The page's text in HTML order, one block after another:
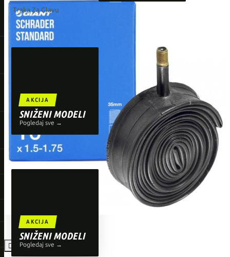
Wahoo
O'Neal
AKCIJA
SNIŽENI MODELI
Pogledaj sve →
Traka Za Glavu
TOP BRENDOVI
Liv
Shimano
Wahoo
O'Neal
AKCIJA
SNIŽENI MODELI
Pogledaj sve →
